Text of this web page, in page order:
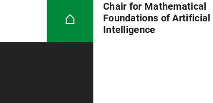
Chair for Mathematical
Foundations of Artificial
Intelligence